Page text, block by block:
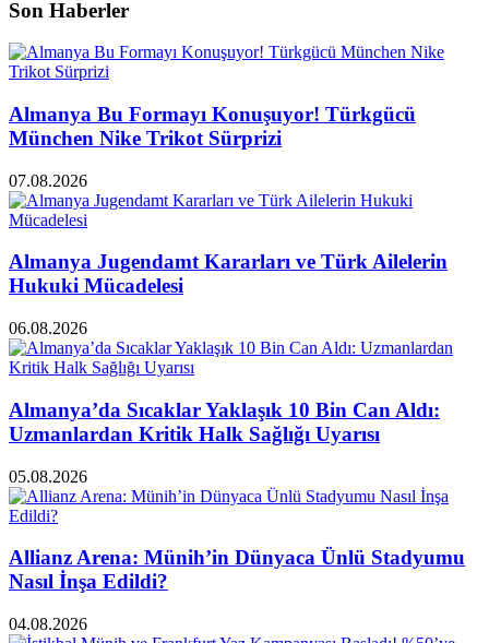
Son Haberler
Almanya Bu Formayı Konuşuyor! Türkgücü
München Nike Trikot Sürprizi
07.08.2026
Almanya Jugendamt Kararları ve Türk Ailelerin
Hukuki Mücadelesi
06.08.2026
Almanya’da Sıcaklar Yaklaşık 10 Bin Can Aldı:
Uzmanlardan Kritik Halk Sağlığı Uyarısı
05.08.2026
Allianz Arena: Münih’in Dünyaca Ünlü Stadyumu
Nasıl İnşa Edildi?
04.08.2026